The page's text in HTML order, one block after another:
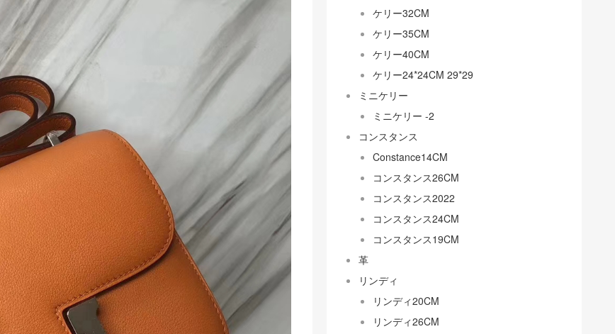
ケリー32CM
ケリー35CM
ケリー40CM
ケリー24*24CM 29*29
ミニケリー
ミニケリー -2
コンスタンス
Constance14CM
コンスタンス26CM
コンスタンス2022
コンスタンス24CM
コンスタンス19CM
革
リンディ
リンディ20CM
リンディ26CM